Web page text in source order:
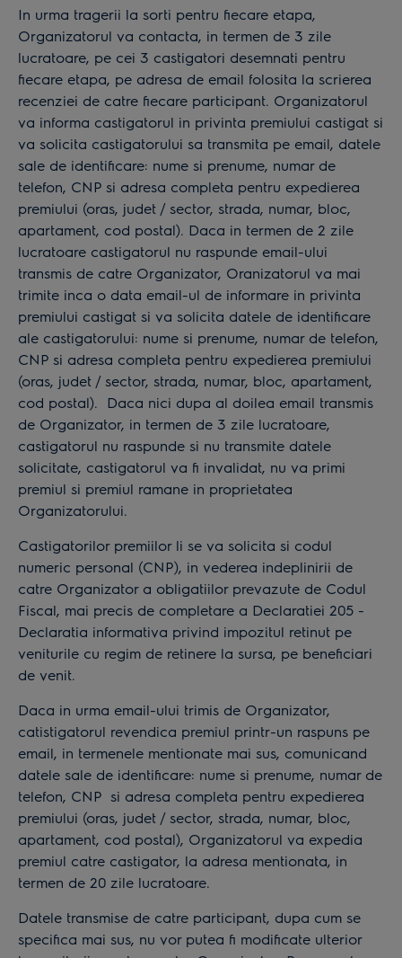
In urma tragerii la sorti pentru fiecare etapa,
Organizatorul va contacta, in termen de 3 zile
lucratoare, pe cei 3 castigatori desemnati pentru
fiecare etapa, pe adresa de email folosita la scrierea
recenziei de catre fiecare participant. Organizatorul
va informa castigatorul in privinta premiului castigat si
va solicita castigatorului sa transmita pe email, datele
sale de identificare: nume si prenume, numar de
telefon, CNP si adresa completa pentru expedierea
premiului (oras, judet / sector, strada, numar, bloc,
apartament, cod postal). Daca in termen de 2 zile
lucratoare castigatorul nu raspunde email-ului
transmis de catre Organizator, Oranizatorul va mai
trimite inca o data email-ul de informare in privinta
premiului castigat si va solicita datele de identificare
ale castigatorului: nume si prenume, numar de telefon,
CNP si adresa completa pentru expedierea premiului
(oras, judet / sector, strada, numar, bloc, apartament,
cod postal). Daca nici dupa al doilea email transmis
de Organizator, in termen de 3 zile lucratoare,
castigatorul nu raspunde si nu transmite datele
solicitate, castigatorul va fi invalidat, nu va primi
premiul si premiul ramane in proprietatea
Organizatorului.
Castigatorilor premiilor li se va solicita si codul
numeric personal (CNP), in vederea indeplinirii de
catre Organizator a obligatiilor prevazute de Codul
Fiscal, mai precis de completare a Declaratiei 205 -
Declaratia informativa privind impozitul retinut pe
veniturile cu regim de retinere la sursa, pe beneficiari
de venit.
Daca in urma email-ului trimis de Organizator,
catistigatorul revendica premiul printr-un raspuns pe
email, in termenele mentionate mai sus, comunicand
datele sale de identificare: nume si prenume, numar de
telefon, CNP si adresa completa pentru expedierea
premiului (oras, judet / sector, strada, numar, bloc,
apartament, cod postal), Organizatorul va expedia
premiul catre castigator, la adresa mentionata, in
termen de 20 zile lucratoare.
Datele transmise de catre participant, dupa cum se
specifica mai sus, nu vor putea fi modificate ulterior